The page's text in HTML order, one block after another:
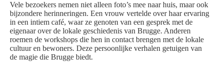
Vele bezoekers nemen niet alleen foto’s mee naar huis, maar ook
bijzondere herinneringen. Een vrouw vertelde over haar ervaring
in een intiem café, waar ze genoten van een gesprek met de
eigenaar over de lokale geschiedenis van Brugge. Anderen
roemen de workshops die hen in contact brengen met de lokale
cultuur en bewoners. Deze persoonlijke verhalen getuigen van
de magie die Brugge biedt.